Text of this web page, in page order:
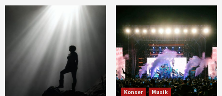
Konser
Musik